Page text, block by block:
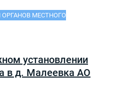
МЕСТНОГО
установлении
в д. Малеевка АО